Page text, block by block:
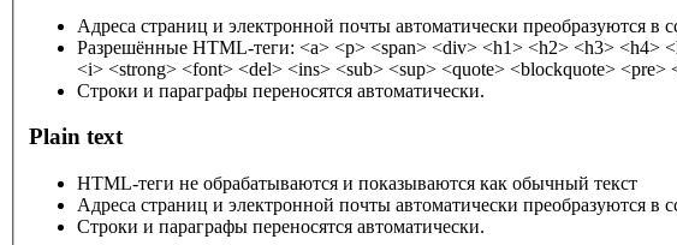
Адреса страниц и электронной почты автоматически преобразуются в
Разрешённые HTML-теги: <a> <p> <span> <div> <h1> <h2> <h3> <h4> <h5> <h6> <img> <map> <area> <hr> <br> <br /> <ul>
<i> <strong>
Строки и параграфы переносятся автоматически.
Plain text
HTML-теги не обрабатываются и показываются как обычный текст
Адреса страниц и электронной почты автоматически преобразуются в
Строки и параграфы переносятся автоматически.